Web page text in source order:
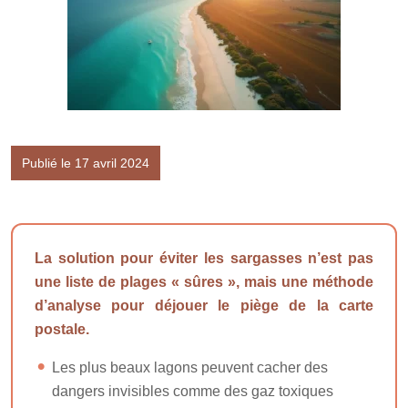
Publié le 17 avril 2024
La solution pour éviter les sargasses n’est pas
une liste de plages « sûres », mais une méthode
d’analyse pour déjouer le piège de la carte
postale.
Les plus beaux lagons peuvent cacher des
dangers invisibles comme des gaz toxiques